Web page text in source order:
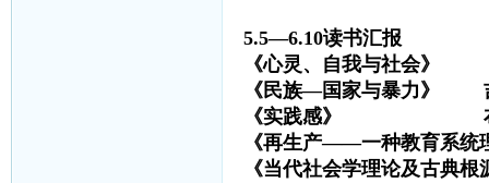
5.5—6.10读书汇报
《心灵、自我与社
《民族—国家与
《实践感》
《再生产——一种教育系统
《当代社会学理论及古